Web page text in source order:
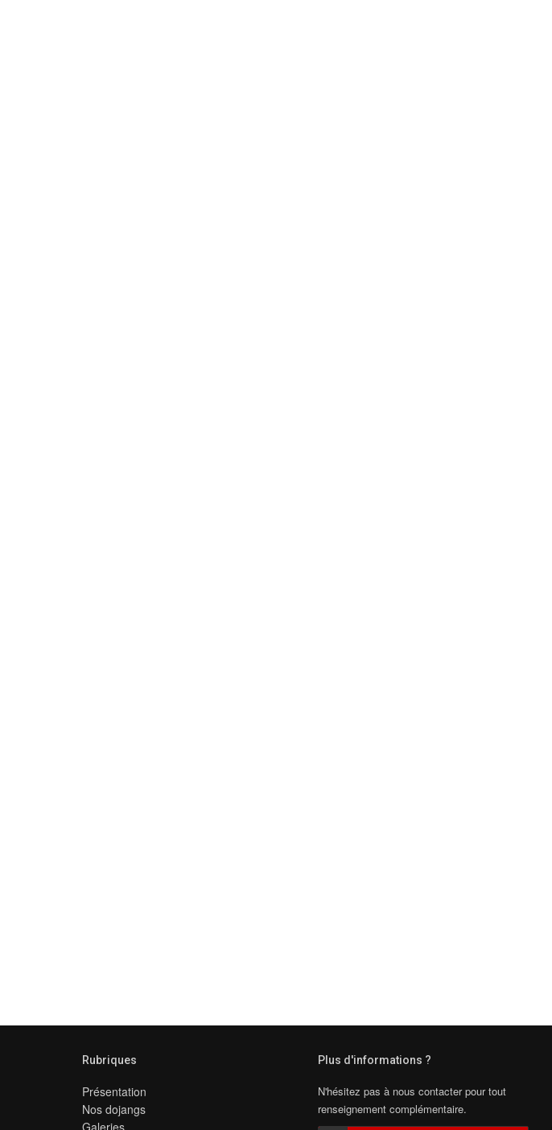
Rubriques
Présentation
Nos dojangs
Plus d'informations ?
N'hésitez pas à nous contacter pour tout
renseignement complémentaire.